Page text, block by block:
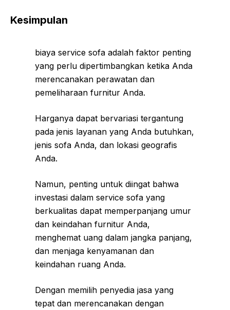
Kesimpulan
biaya service sofa adalah faktor penting
yang perlu dipertimbangkan ketika Anda
merencanakan perawatan dan
pemeliharaan furnitur Anda.
Harganya dapat bervariasi tergantung
pada jenis layanan yang Anda butuhkan,
jenis sofa Anda, dan lokasi geografis
Anda.
Namun, penting untuk diingat bahwa
investasi dalam service sofa yang
berkualitas dapat memperpanjang umur
dan keindahan furnitur Anda,
menghemat uang dalam jangka panjang,
dan menjaga kenyamanan dan
keindahan ruang Anda.
Dengan memilih penyedia jasa yang
tepat dan merencanakan dengan